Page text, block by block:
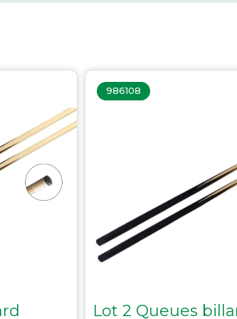
points
986108
Lot 2 Queues